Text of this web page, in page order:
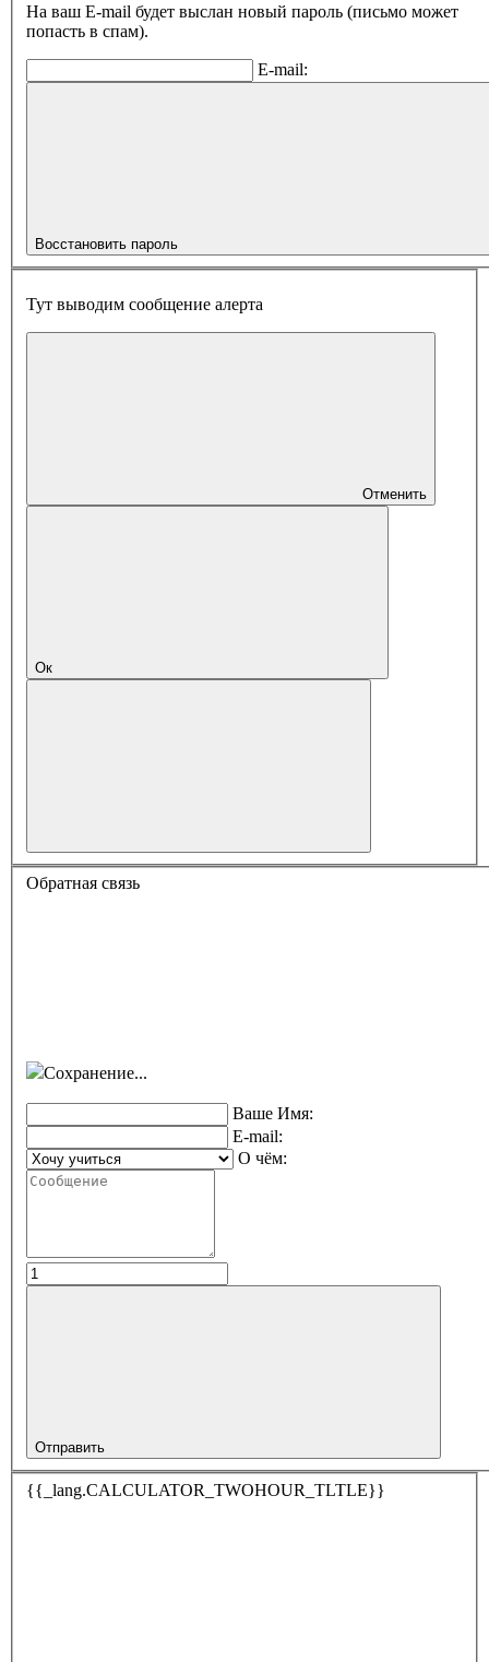
На ваш E-mail будет выслан новый пароль (письмо может
попасть в спам).
E-mail:
Восстановить пароль
Тут выводим сообщение алерта
Отменить
Ок
Обратная связь
Сохранение...
Ваше Имя:
E-mail:
О чём:
Отправить
{{_lang.CALCULATOR_TWOHOUR_TLTLE}}